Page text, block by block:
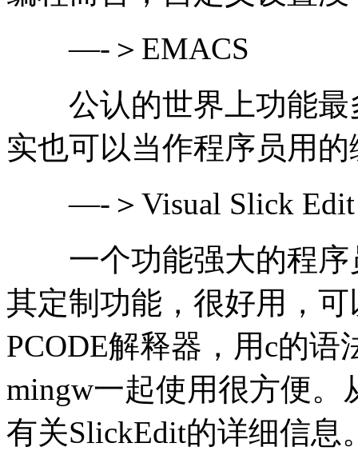
—-＞EMACS
公认的世界上功能最
实也可以当作程序员用
—-＞Visual Slick Edit
一个功能强大的程序
其定制功能，很好用，
PCODE解释器，用c的
mingw一起使用很方便。
有关SlickEdit的详细信息